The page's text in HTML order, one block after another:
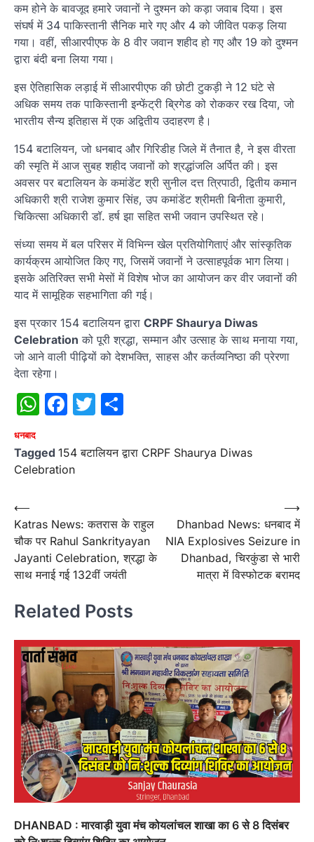
कम होने के बावजूद हमारे जवानों ने दुश्मन को कड़ा जवाब दिया। इस
संघर्ष में 34 पाकिस्तानी सैनिक मारे गए और 4 को जीवित पकड़ लिया
गया। वहीं, सीआरपीएफ के 8 वीर जवान शहीद हो गए और 19 को दुश्मन
द्वारा बंदी बना लिया गया।
इस ऐतिहासिक लड़ाई में सीआरपीएफ की छोटी टुकड़ी ने 12 घंटे से
अधिक समय तक पाकिस्तानी इन्फेंट्री ब्रिगेड को रोककर रख दिया, जो
भारतीय सैन्य इतिहास में एक अद्वितीय उदाहरण है।
154 बटालियन, जो धनबाद और गिरिडीह जिले में तैनात है, ने इस वीरता
की स्मृति में आज सुबह शहीद जवानों को श्रद्धांजलि अर्पित की। इस
अवसर पर बटालियन के कमांडेंट श्री सुनील दत्त त्रिपाठी, द्वितीय कमान
अधिकारी श्री राजेश कुमार सिंह, उप कमांडेंट श्रीमती बिनीता कुमारी,
चिकित्सा अधिकारी डॉ. हर्ष झा सहित सभी जवान उपस्थित रहे।
संध्या समय में बल परिसर में विभिन्न खेल प्रतियोगिताएं और सांस्कृतिक
कार्यक्रम आयोजित किए गए, जिसमें जवानों ने उत्साहपूर्वक भाग लिया।
इसके अतिरिक्त सभी मेसों में विशेष भोज का आयोजन कर वीर जवानों की
याद में सामूहिक सहभागिता की गई।
इस प्रकार 154 बटालियन द्वारा CRPF Shaurya Diwas
Celebration को पूरी श्रद्धा, सम्मान और उत्साह के साथ मनाया गया,
जो आने वाली पीढ़ियों को देशभक्ति, साहस और कर्तव्यनिष्ठा की प्रेरणा
देता रहेगा।
WhatsApp
Facebook
Twitter
धनबाद
Tagged 154 बटालियन द्वारा CRPF Shaurya Diwas
Celebration
Post
navigation
⟵
Katras News: कतरास के राहुल
चौक पर Rahul Sankrityayan
Jayanti Celebration, श्रद्धा के
साथ मनाई गई 132वीं जयंती
Dhanbad News: धनबाद में
NIA Explosives Seizure in
Dhanbad, चिरकुंडा से भारी
मात्रा में विस्फोटक बरामद
⟶
Related Posts
DHANBAD : मारवाड़ी युवा मंच कोयलांचल शाखा का 6 से 8 दिसंबर